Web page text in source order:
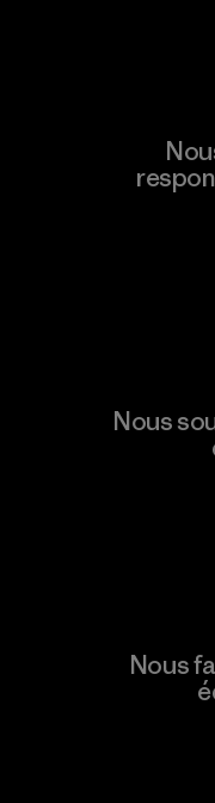
Nous
Nous